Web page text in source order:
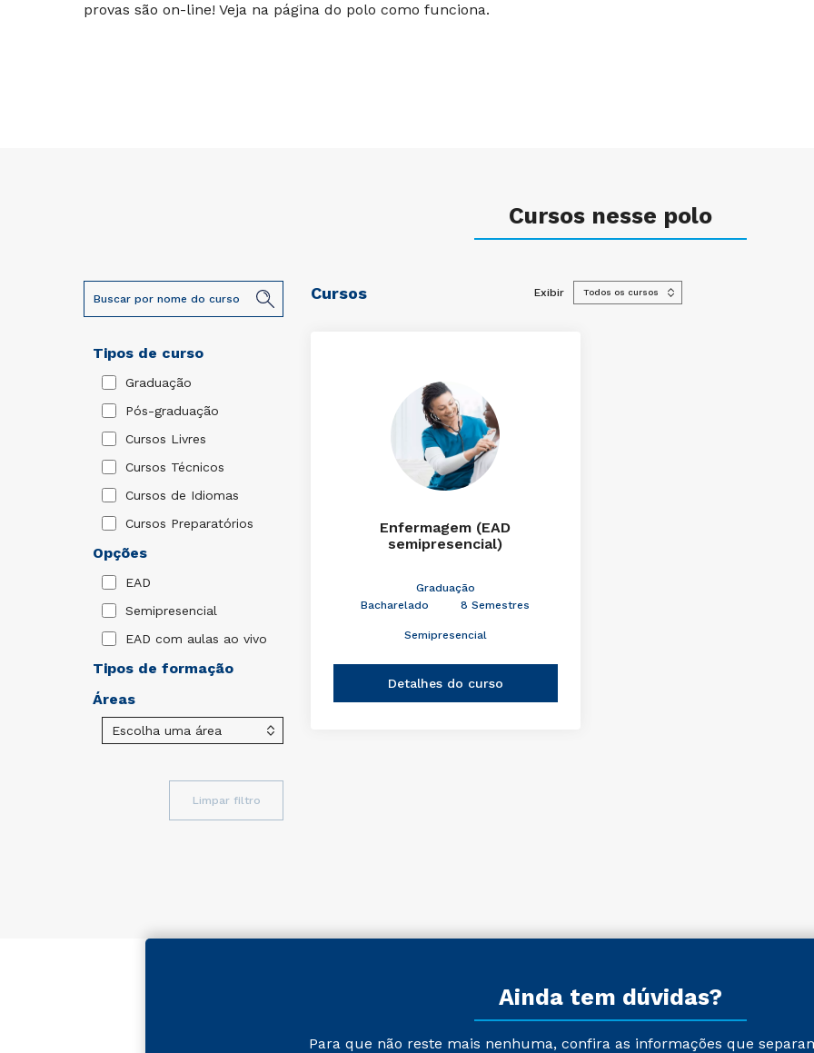
provas são on-line! Veja na página do polo como funciona.
Cursos nesse polo
Tipos de curso
Graduação
Pós-graduação
Cursos Livres
Cursos Técnicos
Cursos de Idiomas
Cursos Preparatórios
Opções
EAD
Semipresencial
EAD com aulas ao vivo
Tipos de formação
Áreas
Limpar filtro
Cursos Exibir
Enfermagem (EAD
semipresencial)
Graduação
Bacharelado
8 Semestres
Semipresencial
Detalhes do curso
Ainda tem dúvidas?
Para que não reste mais nenhuma, confira as informações que